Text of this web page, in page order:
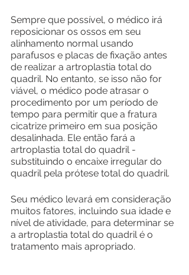
Sempre que possível, o médico irá
reposicionar os ossos em seu
alinhamento normal usando
parafusos e placas de fixação antes
de realizar a artroplastia total do
quadril. No entanto, se isso não for
viável, o médico pode atrasar o
procedimento por um período de
tempo para permitir que a fratura
cicatrize primeiro em sua posição
desalinhada. Ele então fará a
artroplastia total do quadril -
substituindo o encaixe irregular do
quadril pela prótese total do quadril.
Seu médico levará em consideração
muitos fatores, incluindo sua idade e
nível de atividade, para determinar se
a artroplastia total do quadril é o
tratamento mais apropriado.